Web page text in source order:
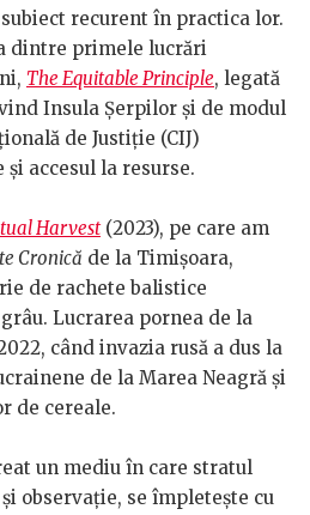
recurent în practica lor.
dintre primele lucrări
The Equitable Principle, legată
Insula Șerpilor și de modul
de Justiție (CIJ)
accesul la resurse.
Harvest(2023), pe care am
Cronică de la Timișoara,
de rachete balistice
Lucrarea pornea de la
când invazia rusă a dus la
de la Marea Neagră și
de cereale.
un mediu în care stratul
observație, se împletește cu